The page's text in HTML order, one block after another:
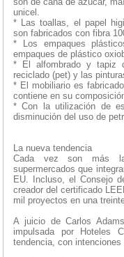
unicel.
* Las toallas, el papel
son fabricados con fibra
* Los empaques
empaques de plástico
* El alfombrado y tapiz
reciclado (pet) y las
* El mobiliario es
contiene en su
* Con la utilización de
disminución del uso de
La nueva tendencia
Cada vez son más
supermercados que
EU. Incluso, el Consejo
creador del certificado
mil proyectos en una
A juicio de Carlos
impulsada por Hoteles
tendencia, con